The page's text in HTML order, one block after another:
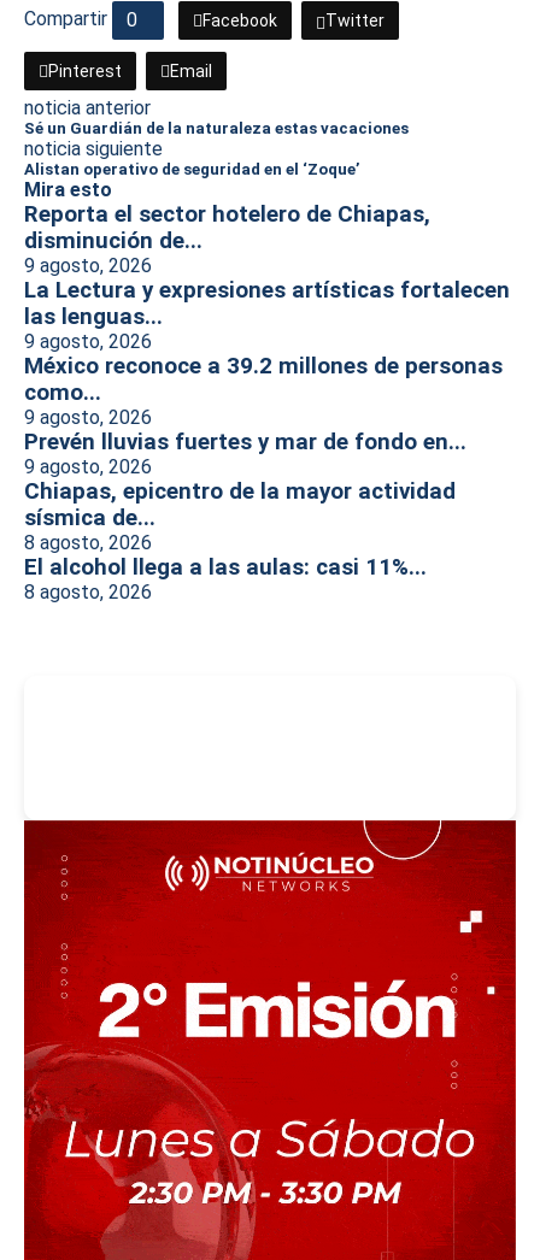
Compartir 0 Facebook Twitter
Pinterest Email
noticia anterior
Sé un Guardián de la naturaleza estas vacaciones
noticia siguiente
Alistan operativo de seguridad en el ‘Zoque’
Mira esto
Reporta el sector hotelero de Chiapas,
disminución de...
9 agosto, 2026
La Lectura y expresiones artísticas fortalecen
las lenguas...
9 agosto, 2026
México reconoce a 39.2 millones de personas
como...
9 agosto, 2026
Prevén lluvias fuertes y mar de fondo en...
9 agosto, 2026
Chiapas, epicentro de la mayor actividad
sísmica de...
8 agosto, 2026
El alcohol llega a las aulas: casi 11%...
8 agosto, 2026